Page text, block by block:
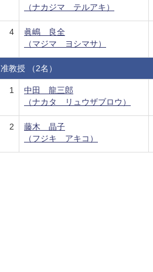
（ナカジマ テルアキ）
4
眞嶋 良全
（マジマ ヨシマサ）
准教授 （2名）
1
中田 龍三郎
（ナカタ リュウザブロウ）
2
藤木 晶子
（フジキ アキコ）